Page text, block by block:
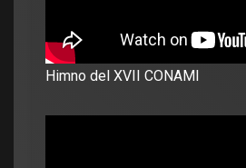
Himno del XVII CONAMI